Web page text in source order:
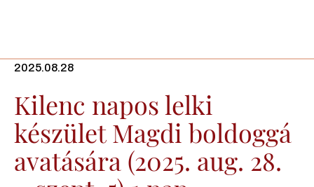
2025.08.28
Kilenc napos lelki
készület Magdi boldoggá
avatására (2025. aug. 28.